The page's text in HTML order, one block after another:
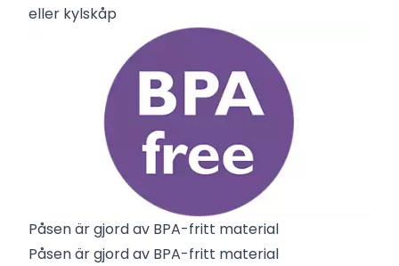
eller kylskåp
Påsen är gjord av BPA-fritt material
Påsen är gjord av BPA-fritt material